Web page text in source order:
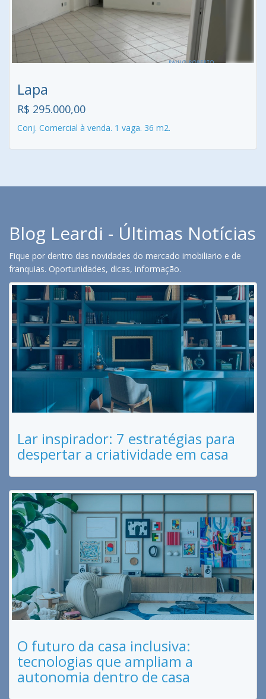
Lapa
R$ 295.000,00
Conj. Comercial à venda. 1 vaga. 36 m2.
Blog Leardi - Últimas Notícias
Fique por dentro das novidades do mercado imobiliario e de
franquias. Oportunidades, dicas, informação.
Lar inspirador: 7 estratégias para
despertar a criatividade em casa
O futuro da casa inclusiva:
tecnologias que ampliam a
autonomia dentro de casa